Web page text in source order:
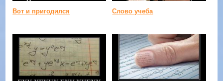
Вот и пригодился Слово учеба